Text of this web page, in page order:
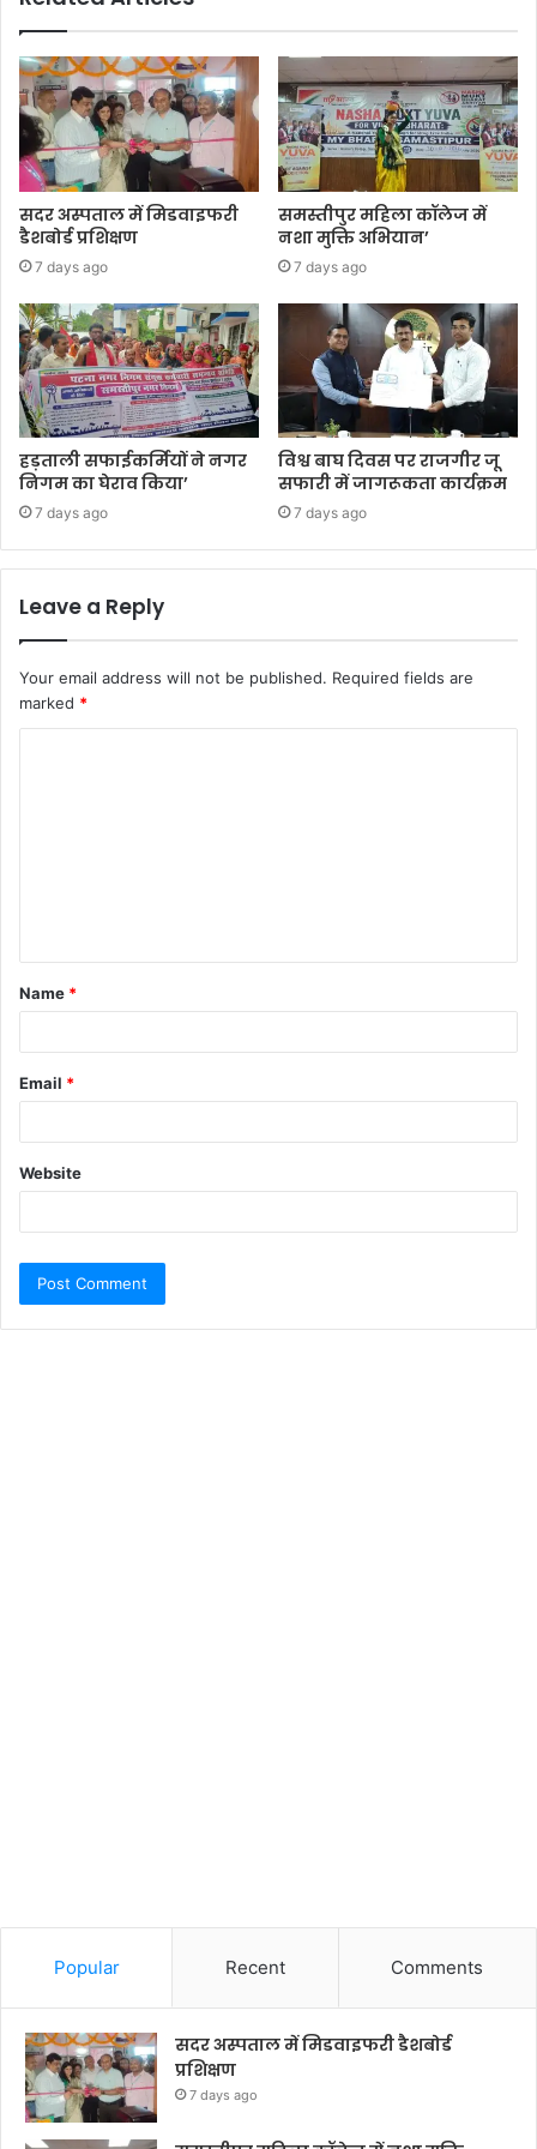
सदर अस्पताल में मिडवाइफरी
डैशबोर्ड प्रशिक्षण
7 days ago
समस्तीपुर महिला कॉलेज में
नशा मुक्ति अभियान’
7 days ago
हड़ताली सफाईकर्मियों ने नगर
निगम का घेराव किया’
7 days ago
विश्व बाघ दिवस पर राजगीर जू
सफारी में जागरूकता कार्यक्रम
7 days ago
Leave a Reply
Your email address will not be published. Required fields are
marked *
Name *
Email *
Website
Popular Recent Comments
सदर अस्पताल में मिडवाइफरी डैशबोर्ड
प्रशिक्षण
7 days ago